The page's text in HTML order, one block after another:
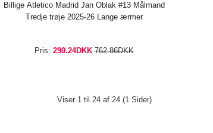
Billige Atletico Madrid Jan Oblak #13 Målmand
Tredje trøje 2025-26 Lange ærmer
Pris: 290.24DKK 762.86DKK
Viser 1 til 24 af 24 (1 Sider)